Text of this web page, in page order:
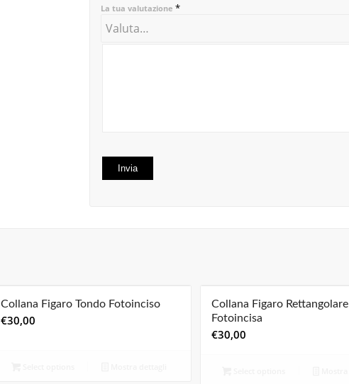
La tua valutazione *
Collana Figaro Tondo Fotoinciso
€30,00
Collana Figaro Rettangolare
Fotoincisa
€30,00